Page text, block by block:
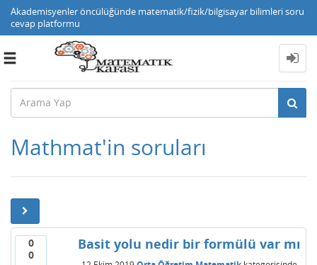
Akademisyenler öncülüğünde matematik/fizik/bilgisayar bilimleri soru
cevap platformu
Toggle
Mathmat'in soruları
0
0
Basit yolu nedir bir formülü var mı